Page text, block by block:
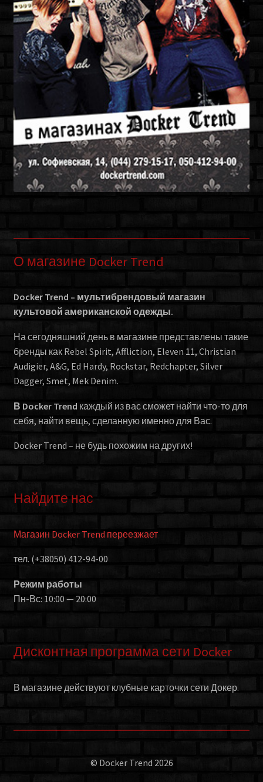
О магазине Docker Trend
Docker Trend – мультибрендовый магазин
культовой американской одежды.
На сегодняшний день в магазине представлены такие
бренды как Rebel Spirit, Affliction, Eleven 11, Christian
Audigier, A&G, Ed Hardy, Rockstar, Redchapter, Silver
Dagger, Smet, Mek Denim.
В Docker Trend каждый из вас сможет найти что-то для
себя, найти вещь, сделанную именно для Вас.
Docker Trend – не будь похожим на других!
Найдите нас
Магазин Docker Trend переезжает
тел. (+38050) 412-94-00
Режим работы
Пн-Вс: 10:00 — 20:00
Дисконтная программа сети Docker
В магазине действуют клубные карточки сети Докер.
© Docker Trend 2026